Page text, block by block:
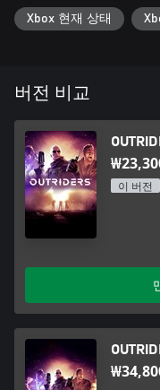
Xbox 현재 상태
버전 비교
이 버전